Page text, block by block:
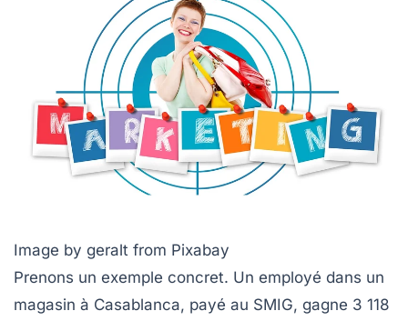
Image by geralt from Pixabay
Prenons un exemple concret. Un employé dans un
magasin à Casablanca, payé au SMIG, gagne 3 118